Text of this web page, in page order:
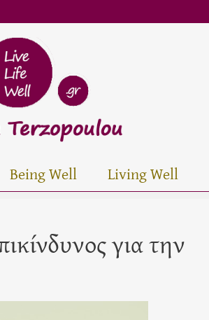
Being Well Living Well
για την